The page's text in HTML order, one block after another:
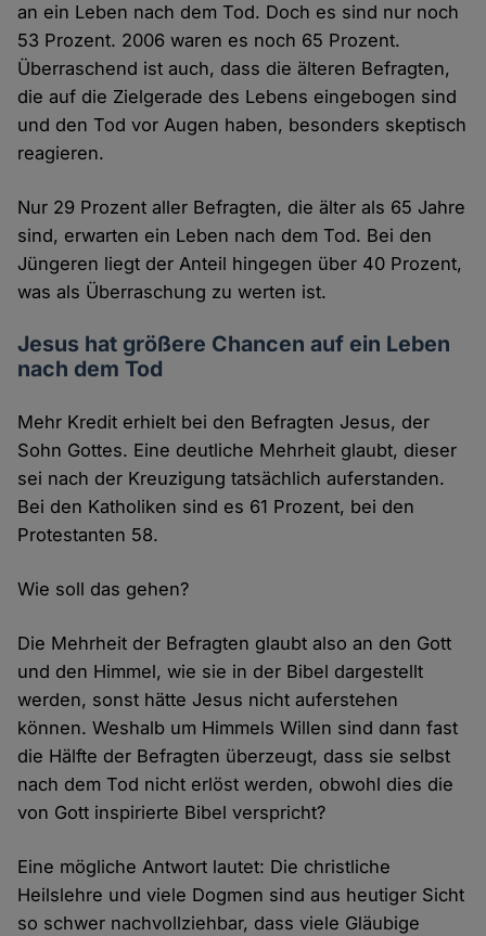
an ein Leben nach dem Tod. Doch es sind nur noch
53 Prozent. 2006 waren es noch 65 Prozent.
Überraschend ist auch, dass die älteren Befragten,
die auf die Zielgerade des Lebens eingebogen sind
und den Tod vor Augen haben, besonders skeptisch
reagieren.
Nur 29 Prozent aller Befragten, die älter als 65 Jahre
sind, erwarten ein Leben nach dem Tod. Bei den
Jüngeren liegt der Anteil hingegen über 40 Prozent,
was als Überraschung zu werten ist.
Jesus hat größere Chancen auf ein Leben
nach dem Tod
Mehr Kredit erhielt bei den Befragten Jesus, der
Sohn Gottes. Eine deutliche Mehrheit glaubt, dieser
sei nach der Kreuzigung tatsächlich auferstanden.
Bei den Katholiken sind es 61 Prozent, bei den
Protestanten 58.
Wie soll das gehen?
Die Mehrheit der Befragten glaubt also an den Gott
und den Himmel, wie sie in der Bibel dargestellt
werden, sonst hätte Jesus nicht auferstehen
können. Weshalb um Himmels Willen sind dann fast
die Hälfte der Befragten überzeugt, dass sie selbst
nach dem Tod nicht erlöst werden, obwohl dies die
von Gott inspirierte Bibel verspricht?
Eine mögliche Antwort lautet: Die christliche
Heilslehre und viele Dogmen sind aus heutiger Sicht
so schwer nachvollziehbar, dass viele Gläubige